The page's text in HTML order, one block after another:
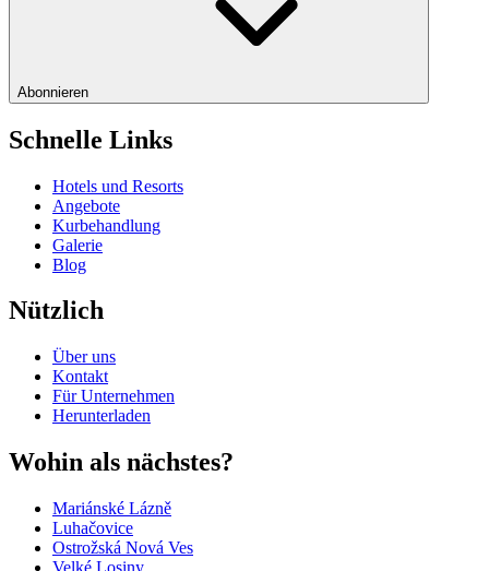
Abonnieren
Schnelle Links
Hotels und Resorts
Angebote
Kurbehandlung
Galerie
Blog
Nützlich
Über uns
Kontakt
Für Unternehmen
Herunterladen
Wohin als nächstes?
Mariánské Lázně
Luhačovice
Ostrožská Nová Ves